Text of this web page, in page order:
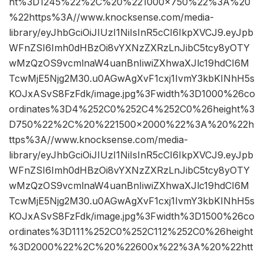
%22https%3A//www.knocksense.com/media-
library/eyJhbGciOiJIUzI1NiIsInR5cCI6IkpXVCJ9.eyJpb
WFnZSI6Imh0dHBzOi8vYXNzZXRzLnJibC5tcy8yOTY
wMzQzOS9vcmlnaW4uanBnIiwiZXhwaXJlc19hdCI6M
TcwMjE5Njg2M30.u0AGwAgXvF1cxj1IvmY3kbKINhH5s
KOJxASvS8FzFdk/image.jpg%3Fwidth%3D1000%26co
ordinates%3D4%252C0%252C4%252C0%26height%3
D750%22%2C%20%221500×2000%22%3A%20%22h
ttps%3A//www.knocksense.com/media-
library/eyJhbGciOiJIUzI1NiIsInR5cCI6IkpXVCJ9.eyJpb
WFnZSI6Imh0dHBzOi8vYXNzZXRzLnJibC5tcy8yOTY
wMzQzOS9vcmlnaW4uanBnIiwiZXhwaXJlc19hdCI6M
TcwMjE5Njg2M30.u0AGwAgXvF1cxj1IvmY3kbKINhH5s
KOJxASvS8FzFdk/image.jpg%3Fwidth%3D1500%26co
ordinates%3D111%252C0%252C112%252C0%26height
%3D2000%22%2C%20%22600x%22%3A%20%22htt